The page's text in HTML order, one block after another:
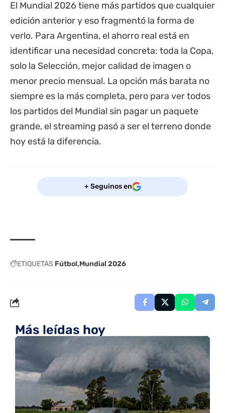
El Mundial 2026 tiene más partidos que cualquier
edición anterior y eso fragmentó la forma de
verlo. Para Argentina, el ahorro real está en
identificar una necesidad concreta: toda la Copa,
solo la Selección, mejor calidad de imagen o
menor precio mensual. La opción más barata no
siempre es la más completa, pero para ver todos
los partidos del Mundial sin pagar un paquete
grande, el streaming pasó a ser el terreno donde
hoy está la diferencia.
+ Seguinos en
ETIQUETAS Fútbol Mundial 2026
Más leídas hoy